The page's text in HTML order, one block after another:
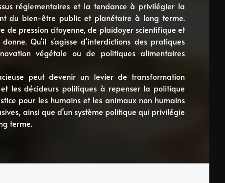
réglementaires et la tendance à privilégier la
du bien-être public et planétaire à long terme.
de pression citoyenne, de plaidoyer scientifique et
Qu'il s'agisse d'interdictions des pratiques
végétale ou de politiques alimentaires
peut devenir un levier de transformation
les décideurs politiques à repenser la politique
pour les humains et les animaux non humains
ainsi que d'un système politique qui privilégie
terme.